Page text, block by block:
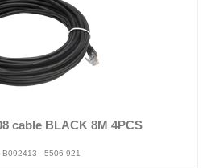
cable BLACK 8M 4PCS
B092413 - 5506-921